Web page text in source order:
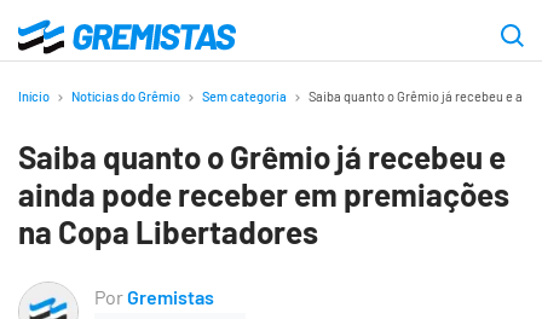
para
principal
Gremistas
Início Notícias do Grêmio Sem categoria Saiba quanto o Grêmio já recebeu e
Saiba quanto o Grêmio já recebeu e
ainda pode receber em premiações
na Copa Libertadores
PorGremistas